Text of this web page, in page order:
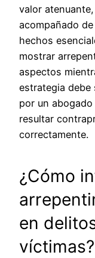
valor
acompañado
hechos
mostrar
aspectos
estrategia debe
por un
resultar
correctamente.
¿Cómo
en
víctimas?